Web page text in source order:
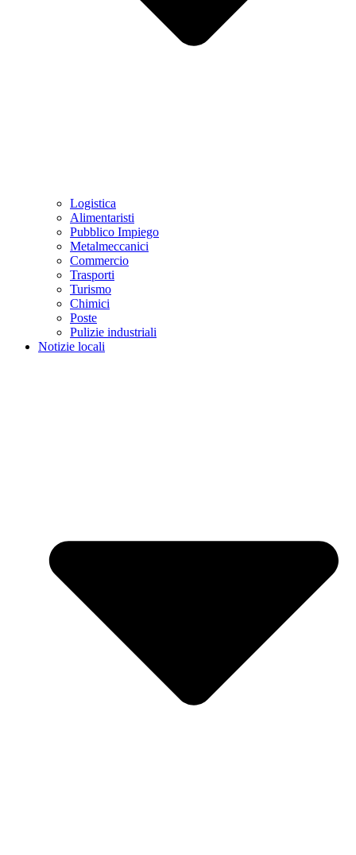
Logistica
Alimentaristi
Pubblico Impiego
Metalmeccanici
Commercio
Trasporti
Turismo
Chimici
Poste
Pulizie industriali
Notizie locali